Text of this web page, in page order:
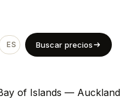
ES EN
Buscar precios
of Islands — Auckland